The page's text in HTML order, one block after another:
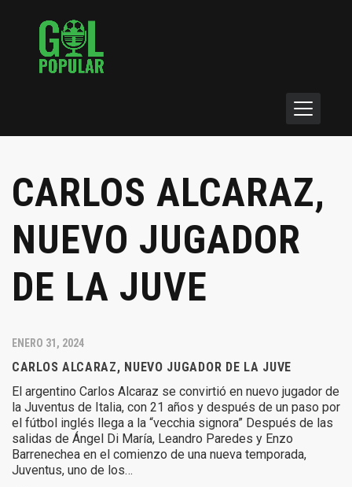
CARLOS ALCARAZ,
NUEVO JUGADOR
DE LA JUVE
ENERO 31, 2024
CARLOS ALCARAZ, NUEVO JUGADOR DE LA JUVE
El argentino Carlos Alcaraz se convirtió en nuevo jugador de
la Juventus de Italia, con 21 años y después de un paso por
el fútbol inglés llega a la “vecchia signora” Después de las
salidas de Ángel Di María, Leandro Paredes y Enzo
Barrenechea en el comienzo de una nueva temporada,
Juventus, uno de los…